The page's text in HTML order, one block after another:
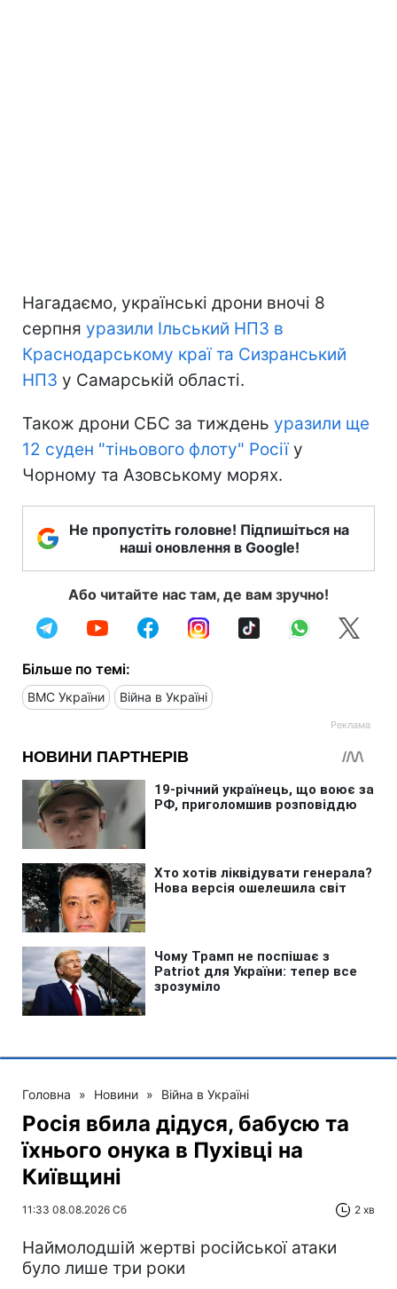
Нагадаємо, українські дрони вночі 8
серпня уразили Ільський НПЗ в
Краснодарському краї та Сизранський
НПЗ у Самарській області.
Також дрони СБС за тиждень уразили ще
12 суден "тіньового флоту" Росіїу
Чорному та Азовському морях.
Не пропустіть головне! Підпишіться на
наші оновлення в Google!
Або читайте нас там, де вам зручно!
Більше по темі:
ВМС України Війна в Україні
Головна » Новини » Війна в Україні
Росія вбила дідуся, бабусю та
їхнього онука в Пухівці на
Київщині
11:33 08.08.2026 Сб 2 хв
Наймолодшій жертві російської атаки
було лише три роки